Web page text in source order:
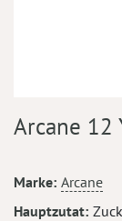
Anfang
springen
Arcane 12
Mehr
Informationen
Marke Arcane
Hauptzutat